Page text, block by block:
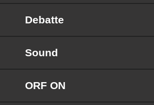
Debatte
Sound
ORF ON